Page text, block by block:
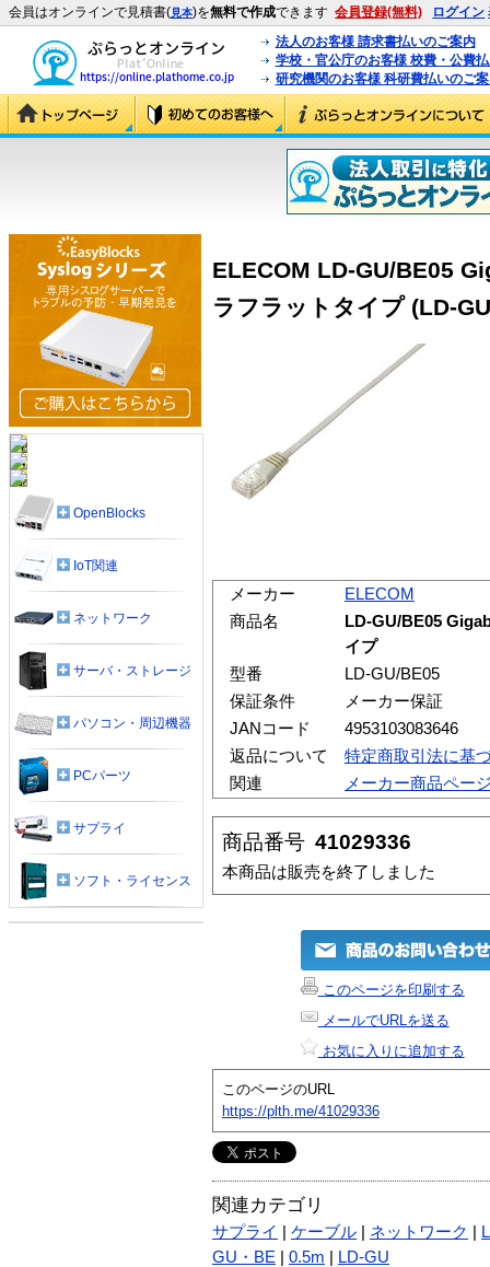
会員はオンラインで見積書(見本)を無料で作成できます 会員登録(無料) ログイン
法人のお客様 請求書払いのご案内
学校・官公庁のお客様 校費・公費
研究機関のお客様 科研費払いのご
ELECOM LD-GU/BE05
ラフラットタイプ (LD-
メーカー
ELECOM
商品名
LD-GU/BE05
イプ
型番
LD-GU/BE05
保証条件
メーカー保証
JANコード
4953103083646
返品について
特定商取引法に基
関連
メーカー商品ペー
商品番号 41029336
本商品は販売を終了しました
このページを印刷する
メールでURLを送る
お気に入りに追加する
このページのURL
https://plth.me/41029336
関連カテゴリ
サプライ ケーブル ネットワーク
GU・BE
0.5m LD-GU
OpenBlocks
IoT関連
ネットワーク
サーバ・ストレージ
パソコン・周辺機器
PCパーツ
サプライ
ソフト・ライセンス